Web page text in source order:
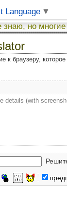
Language ▼
но
к браузеру,
details (with